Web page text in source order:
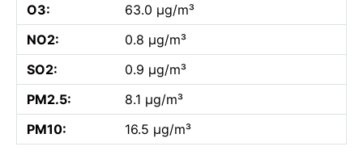
O3:
63.0 µg/m³
NO2:
0.8 µg/m³
SO2:
0.9 µg/m³
PM2.5:
8.1 µg/m³
PM10:
16.5 µg/m³